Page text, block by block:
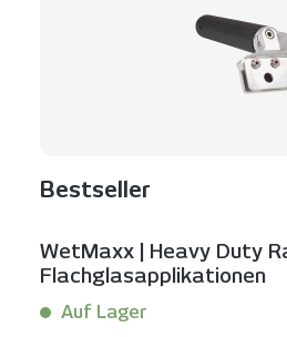
Bestseller
WetMaxx | Heavy Duty
Flachglasapplikationen
Auf Lager